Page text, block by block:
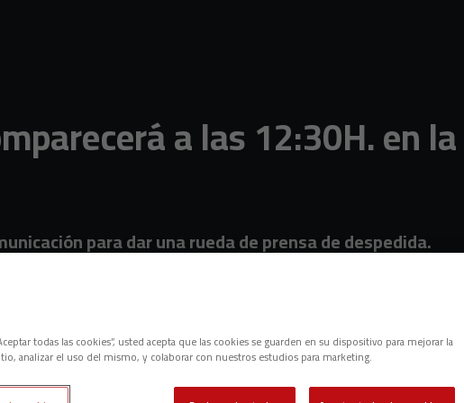
a las 12:30H. en
para dar una rueda de prensa de despedida.
todas las cookies”, usted acepta que las cookies se guarden en su dispositivo para mejorar la
analizar el uso del mismo, y colaborar con nuestros estudios para marketing.